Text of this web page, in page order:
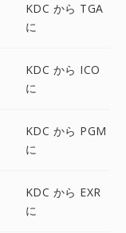
KDC から TGA
に
KDC から ICO
に
KDC から PGM
に
KDC から EXR
に